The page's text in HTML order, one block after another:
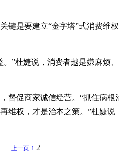
键是要建立“金字塔”式消费维
”杜婕说，消费者越是嫌麻烦
督促商家诚信经营。“抓住病根
维权，才是治本之策。”杜婕说
上一页 1 2